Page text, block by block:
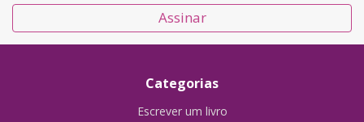
Assinar
Categorias
Escrever um livro